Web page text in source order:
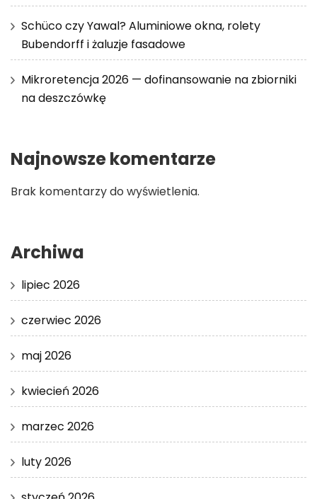
Schüco czy Yawal? Aluminiowe okna, rolety
Bubendorff i żaluzje fasadowe
Mikroretencja 2026 — dofinansowanie na zbiorniki
na deszczówkę
Najnowsze komentarze
Brak komentarzy do wyświetlenia.
Archiwa
lipiec 2026
czerwiec 2026
maj 2026
kwiecień 2026
marzec 2026
luty 2026